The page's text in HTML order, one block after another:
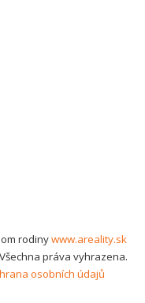
rodinywww.areality.sk
Všechna práva vyhrazena.
osobních údajů